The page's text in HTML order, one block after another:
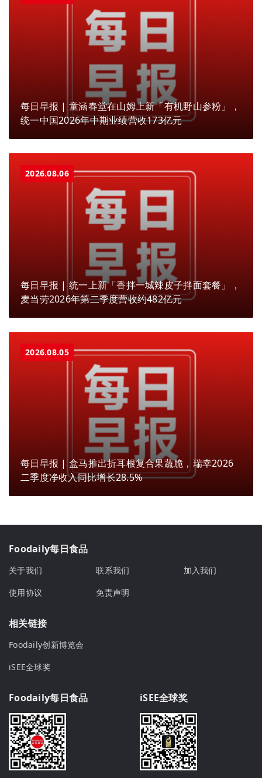
每日早报 | 童涵春堂在山姆上新「有机野山参粉」，
统一中国2026年中期业绩营收173亿元
2026.08.06
每日早报 | 统一上新「香拌一城辣皮子拌面套餐」，
麦当劳2026年第二季度营收约482亿元
2026.08.05
每日早报 | 盒马推出折耳根复合果蔬脆，瑞幸2026
二季度净收入同比增长28.5%
Foodaily每日食品
关于我们 联系我们
加入我们
使用协议
免责声明
相关链接
Foodaily创新博览会
iSEE全球奖
Foodaily每日食品 iSEE全球奖